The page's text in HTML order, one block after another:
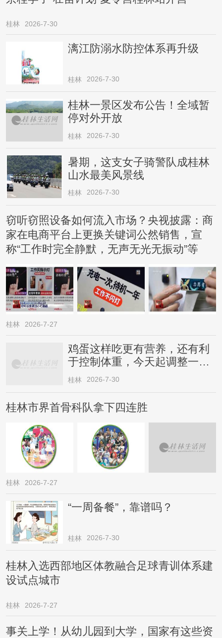
桂林 2026-7-30
漓江防溺水防控体系再升级
桂林 2026-7-30
桂林一景区发布公告！全域暂
停对外开放
桂林 2026-7-30
暑期，这支女子骑警队成桂林
山水最美风景线
桂林 2026-7-30
窃听窃照设备如何流入市场？央视披露：商
家在电商平台上更换关键词公然销售，宣
称“工作时完全静默，无声无光无振动”等
桂林 2026-7-27
鸡蛋这样吃更有营养，还有利
于控制体重，今天起调整一下
→
桂林 2026-7-30
桂林市界首骨科队拿下四连胜
桂林 2026-7-27
“一周备餐”，靠谱吗？
桂林 2026-7-30
桂林入选西部地区体教融合足球青训体系建
设试点城市
桂林 2026-7-27
事关上学！从幼儿园到大学，国家有这些资